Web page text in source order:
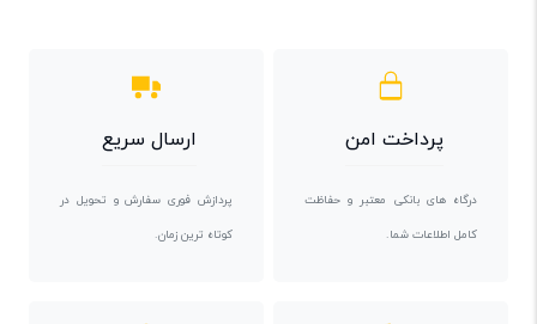
پرداخت امن
درگاه های بانکی معتبر و حفاظت
کامل اطلاعات شما.
ارسال سریع
پردازش فوری سفارش و تحویل در
کوتاه ترین زمان.